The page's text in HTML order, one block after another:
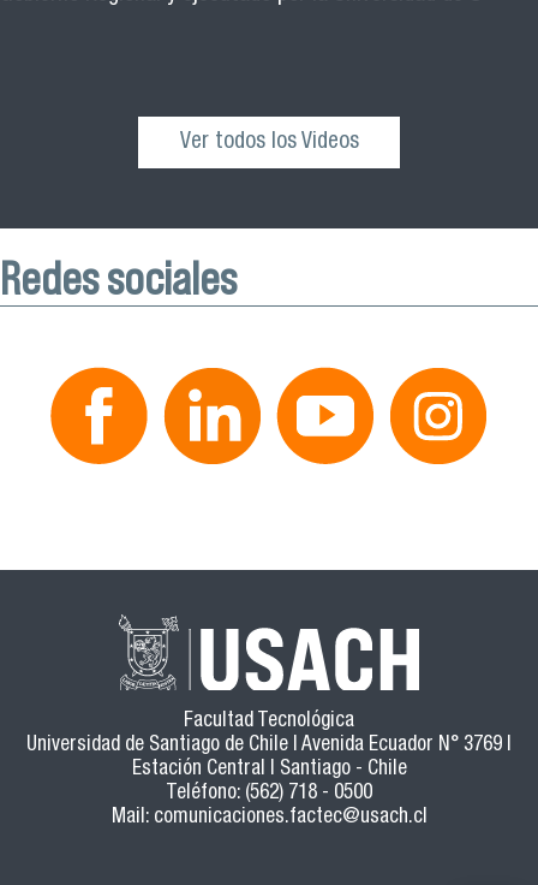
Ver todos los Videos
Redes sociales
Facultad Tecnológica
Universidad de Santiago de Chile | Avenida Ecuador N° 3769 |
Estación Central | Santiago - Chile
Teléfono: (562) 718 - 0500
Mail: comunicaciones.factec@usach.cl